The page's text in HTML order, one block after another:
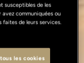
susceptibles de les
communiquées ou
faites de leurs services.
les cookies